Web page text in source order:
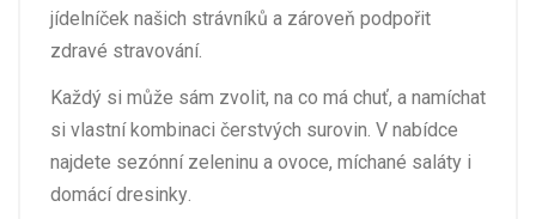
jídelníček našich strávníků a zároveň podpořit
zdravé stravování.
Každý si může sám zvolit, na co má chuť, a namíchat
si vlastní kombinaci čerstvých surovin. V nabídce
najdete sezónní zeleninu a ovoce, míchané saláty i
domácí dresinky.